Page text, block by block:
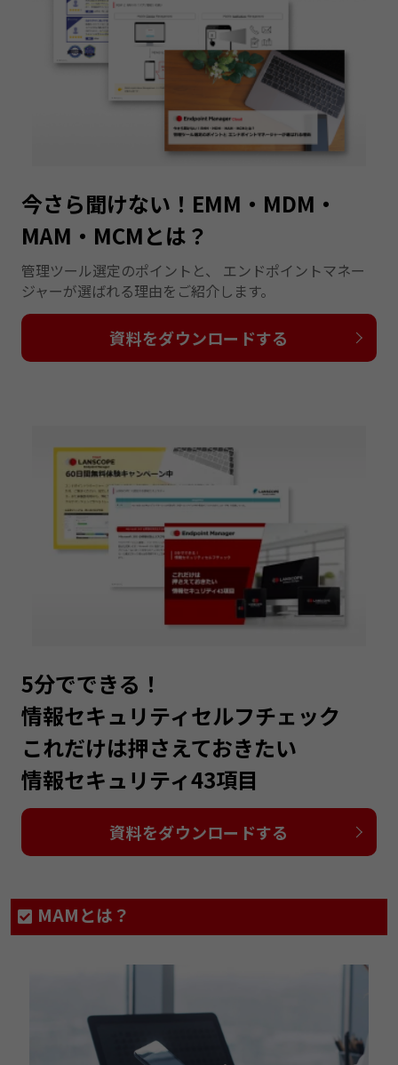
今さら聞けない！EMM・MDM・
MAM・MCMとは？
管理ツール選定のポイントと、 エンドポイントマネー
ジャーが選ばれる理由をご紹介します。
資料をダウンロードする
5分でできる！
情報セキュリティセルフチェック
これだけは押さえておきたい
情報セキュリティ43項目
資料をダウンロードする
MAMとは？